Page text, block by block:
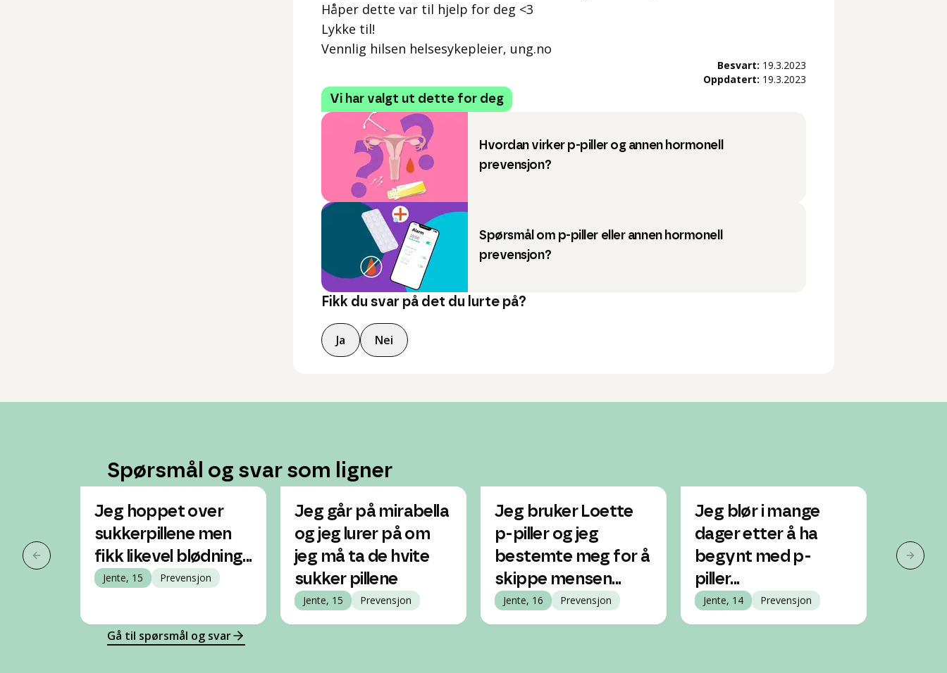
Håper dette var til hjelp for deg <3
Lykke til!
Vennlig hilsen helsesykepleier, ung.no
Besvart: 19.3.2023
Oppdatert: 19.3.2023
Vi har valgt ut dette for deg
Hvordan virker p-piller og annen hormonell
prevensjon?
Spørsmål om p-piller eller annen hormonell
prevensjon?
Fikk du svar på det du lurte på?
Ja Nei
Spørsmål og svar som ligner
Forrige slide
Jeg hoppet over
sukkerpillene men
fikk likevel blødning...
Jente, 15 Prevensjon
Jeg går på mirabella
og jeg lurer på om
jeg må ta de hvite
sukker pillene
Jente, 15 Prevensjon
Jeg bruker Loette
p-piller og jeg
bestemte meg for å
skippe mensen...
Jente, 16 Prevensjon
Jeg blør i mange
dager etter å ha
begynt med p-
piller...
Jente, 14 Prevensjon
være
Neste
Gå til spørsmål og svar